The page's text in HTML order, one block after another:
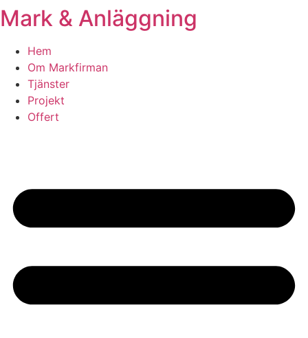
Skip
to
content
Mark & Anläggning
Hem
Om Markfirman
Tjänster
Projekt
Offert